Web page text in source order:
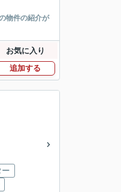
物件の紹介が
お気に入り
追加する
ー